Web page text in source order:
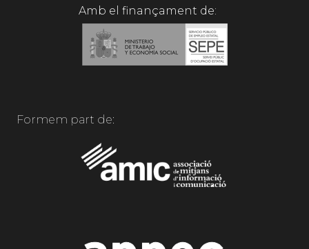
Amb el finançament de:
Formem part de: